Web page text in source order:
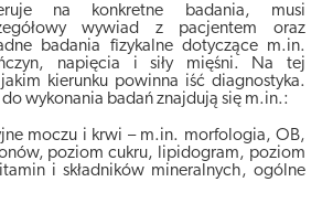
na konkretne badania, musi
wywiad z pacjentem oraz
badania fizykalnedotyczące m.in.
napięcia i siły mięśni. Na tej
kierunku powinna iść diagnostyka.
wykonania badań znajdują się m.in.:
moczu i krwi – m.in. morfologia, OB,
poziom cukru, lipidogram, poziom
i składników mineralnych, ogólne